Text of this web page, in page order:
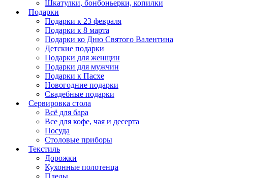
Шкатулки, бонбоньерки, копилки
Подарки
Подарки к 23 февраля
Подарки к 8 марта
Подарки ко Дню Святого Валентина
Детские подарки
Подарки для женщин
Подарки для мужчин
Подарки к Пасхе
Новогодние подарки
Свадебные подарки
Сервировка стола
Всё для бара
Все для кофе, чая и десерта
Посуда
Столовые приборы
Текстиль
Дорожки
Кухонные полотенца
Пледы